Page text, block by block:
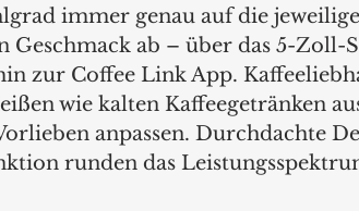
immer genau auf die
Geschmack ab – über das 5-Zoll-
zur Coffee Link App.
wie kalten Kaffeegetränken
anpassen. Durchdachte
runden das